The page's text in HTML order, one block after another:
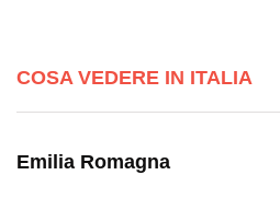
COSA VEDERE IN ITALIA
Emilia Romagna